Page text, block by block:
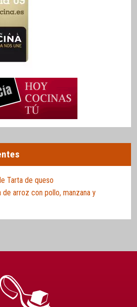
Tarta de queso
de arroz con pollo, manzana y